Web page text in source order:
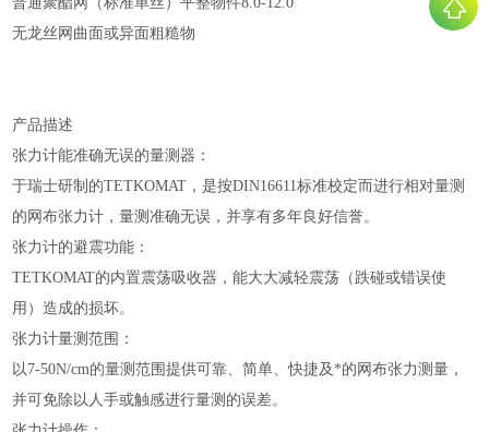
无龙丝网曲面或异面粗糙物
产品描述
张力计能准确无误的量测器：
于瑞士研制的TETKOMAT ，是按DIN16611标准校定而进行相对量测
的网布张力计，量测准确无误，并享有多年良好信誉。
张力计的避震功能：
TETKOMAT的内置震荡吸收器，能大大减轻震荡（跌碰或错误使
用）造成的损坏。
张力计量测范围：
以7-50N/cm的量测范围提供可靠、简单、快捷及*的网布张力测量，
并可免除以人手或触感进行量测的误差。